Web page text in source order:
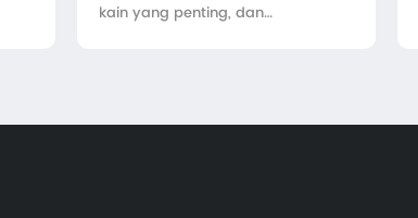
kain yang penting, dan
DeviationPremium gradeFirst gr ...